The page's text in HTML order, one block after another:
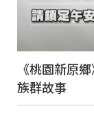
《桃園新原
族群故事